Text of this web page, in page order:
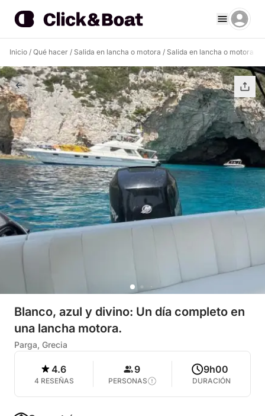
Inicio / Qué hacer / Salida en lancha o motora / Salida en lancha o motora
Blanco, azul y divino: Un día completo en
una lancha motora.
Parga, Grecia
4.6
4 RESEÑAS
9
PERSONAS
9h00
DURACIÓN